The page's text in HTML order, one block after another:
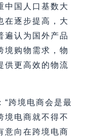
中国人口基数大
在逐步提高，大
遍认为国外产品
境购物需求，物
供更高效的物流
“跨境电商会是最
境电商就不得不
意向在跨境电商